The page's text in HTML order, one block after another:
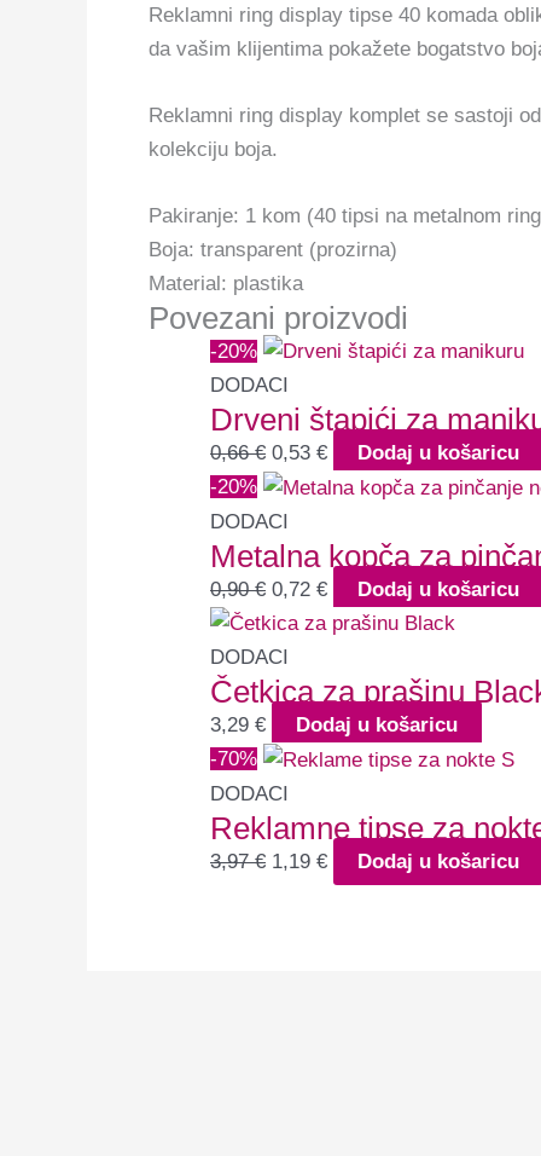
Reklamni ring display tipse 40 komada
da vašim klijentima pokažete bogatstvo
Reklamni ring display komplet se sastoji
kolekciju boja.
Pakiranje: 1 kom (40 tipsi na metalnom
Boja: transparent (prozirna)
Material: plastika
Povezani proizvodi
-20%
DODACI
Drveni štapići za
0,66€ 0,53 €
Dodaj u košaricu
-20%
DODACI
Metalna kopča za
0,90€ 0,72 € Dodaj u košaricu
DODACI
Četkica za prašinu
3,29 €
Dodaj u košaricu
-70%
DODACI
Reklamne tipse za
3,97€ 1,19 € Dodaj u košaricu